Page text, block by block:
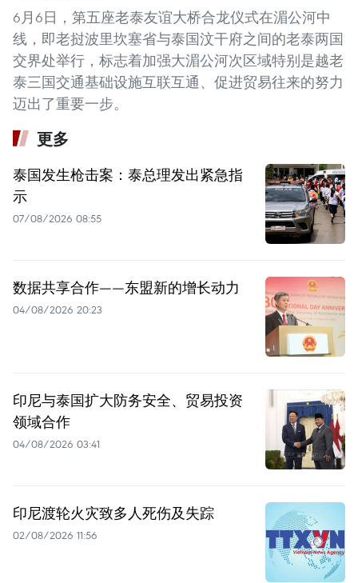
6月6日，第五座老泰友谊大桥合龙仪式在湄公河中
线，即老挝波里坎塞省与泰国汶干府之间的老泰两国
交界处举行，标志着加强大湄公河次区域特别是越老
泰三国交通基础设施互联互通、促进贸易往来的努力
迈出了重要一步。
更多
泰国发生枪击案：泰总理发出紧急指
示
07/08/2026 08:55
数据共享合作——东盟新的增长动力
04/08/2026 20:23
印尼与泰国扩大防务安全、贸易投资
领域合作
04/08/2026 03:41
印尼渡轮火灾致多人死伤及失踪
02/08/2026 11:56